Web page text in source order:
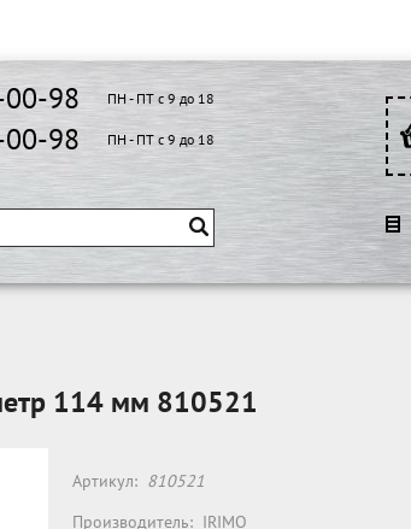
98 ПН - ПТ с 9 до 18
98 ПН - ПТ с 9 до 18
114 мм 810521
Артикул: 810521
Производитель: IRIMO